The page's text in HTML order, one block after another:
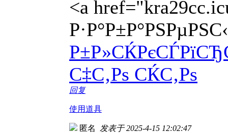
<a
С‡С‚Рѕ СЌС‚Рѕ
回复
使用道具
匿名 发表于 2025-4-15 12:02:47